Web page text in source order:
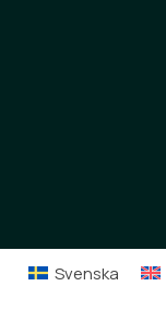
Svenska